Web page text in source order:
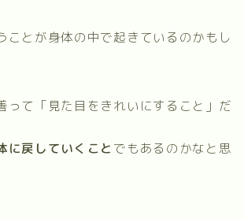
ことが身体の中で起きているのかもし
って「見た目をきれいにすること」だ
に戻していくこと でもあるのかなと思